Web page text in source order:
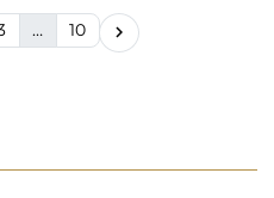
… 10 